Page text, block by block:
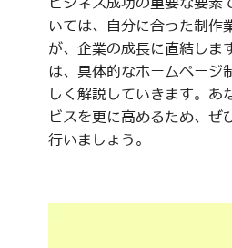
いては、自分に合った制作
が、企業の成長に直結しま
は、具体的なホームページ
しく解説していきます。あ
ビスを更に高めるため、ぜ
行いましょう。